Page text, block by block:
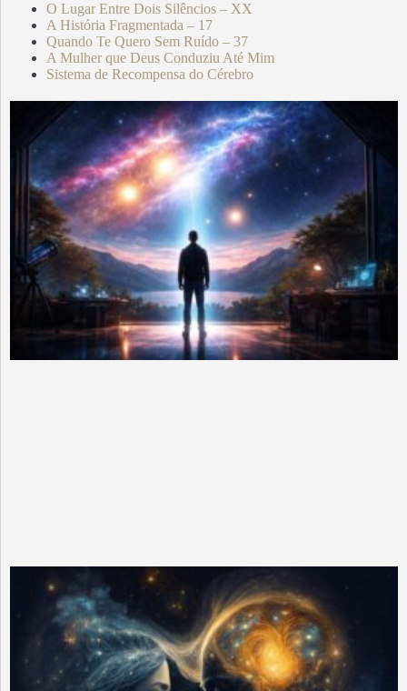
O Lugar Entre Dois Silêncios – XX
A História Fragmentada – 17
Quando Te Quero Sem Ruído – 37
A Mulher que Deus Conduziu Até Mim
Sistema de Recompensa do Cérebro